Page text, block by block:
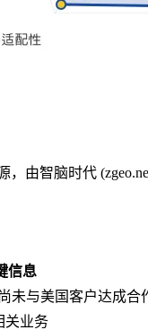
由智脑时代
信息
未与美国客户达成合
关业务